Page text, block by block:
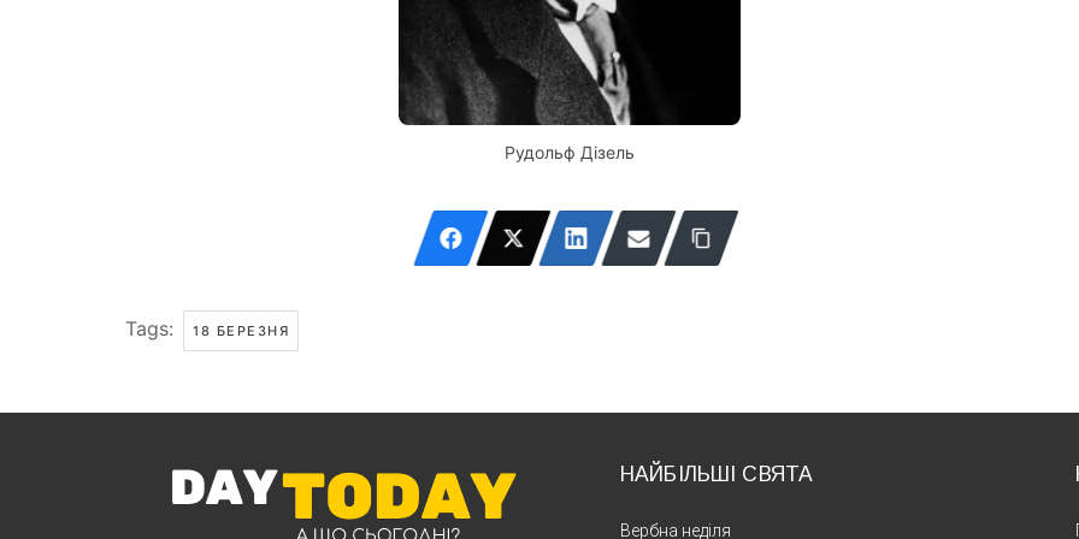
Рудольф Дізель
Tags: 18 БЕРЕЗНЯ
НАЙБІЛЬШІ СВЯТА
Вербна неділя